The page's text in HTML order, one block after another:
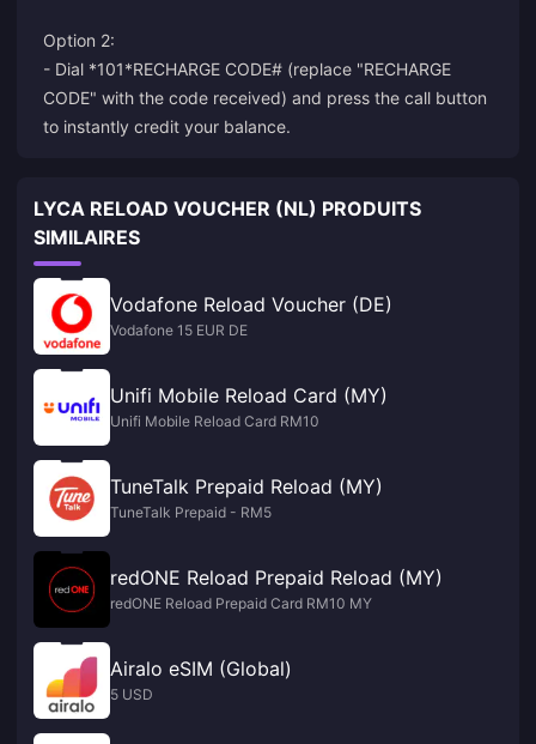
Option 2:
- Dial *101*RECHARGE CODE# (replace "RECHARGE
CODE" with the code received) and press the call button
to instantly credit your balance.
LYCA RELOAD VOUCHER (NL) PRODUITS
SIMILAIRES
Vodafone Reload Voucher (DE)
Vodafone 15 EUR DE
Unifi Mobile Reload Card (MY)
Unifi Mobile Reload Card RM10
TuneTalk Prepaid Reload (MY)
TuneTalk Prepaid - RM5
redONE Reload Prepaid Reload (MY)
redONE Reload Prepaid Card RM10 MY
Airalo eSIM (Global)
5 USD